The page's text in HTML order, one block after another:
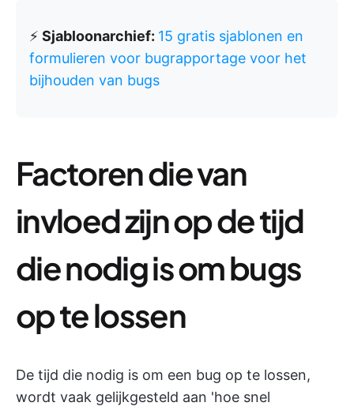
⚡️ Sjabloonarchief: 15 gratis sjablonen en
formulieren voor bugrapportage voor het
bijhouden van bugs
Factoren die van
invloed zijn op de tijd
die nodig is om bugs
op te lossen
De tijd die nodig is om een bug op te lossen,
wordt vaak gelijkgesteld aan 'hoe snel